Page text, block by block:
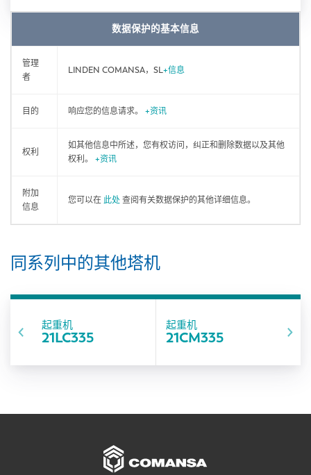
数据保护的基本信息
管理
者
LINDEN COMANSA，SL+信息
目的 响应您的信息请求。 +资讯
权利
如其他信息中所述，您有权访问，纠正和删除数据以及其他
权利。 +资讯
附加
信息
您可以在 此处 查阅有关数据保护的其他详细信息。
同系列中的其他塔机
起重机
21LC335
起重机
21CM335